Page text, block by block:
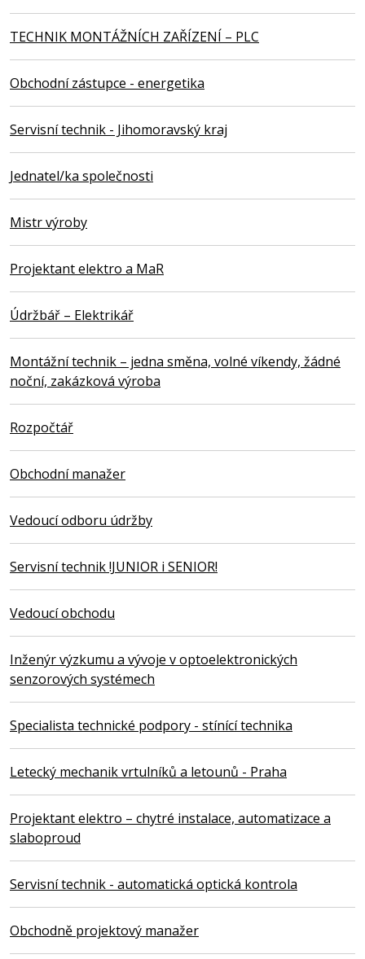
TECHNIK MONTÁŽNÍCH ZAŘÍZENÍ – PLC
Obchodní zástupce - energetika
Servisní technik - Jihomoravský kraj
Jednatel/ka společnosti
Mistr výroby
Projektant elektro a MaR
Údržbář – Elektrikář
Montážní technik – jedna směna, volné víkendy, žádné
noční, zakázková výroba
Rozpočtář
Obchodní manažer
Vedoucí odboru údržby
Servisní technik !JUNIOR i SENIOR!
Vedoucí obchodu
Inženýr výzkumu a vývoje v optoelektronických
senzorových systémech
Specialista technické podpory - stínící technika
Letecký mechanik vrtulníků a letounů - Praha
Projektant elektro – chytré instalace, automatizace a
slaboproud
Servisní technik - automatická optická kontrola
Obchodně projektový manažer